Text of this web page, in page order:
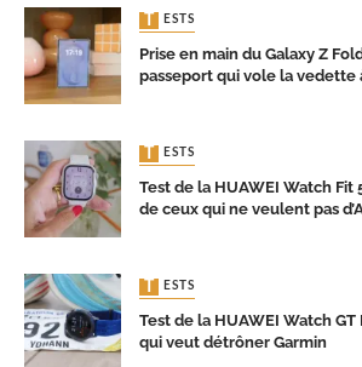
TESTS
Prise en main du Galaxy Z
passeport qui vole la vedette
TESTS
Test de la HUAWEI Watch Fit
de ceux qui ne veulent pas
TESTS
Test de la HUAWEI Watch
qui veut détrôner Garmin